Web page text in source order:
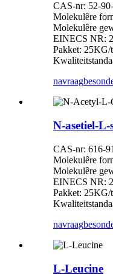
CAS-nr: 52-
Molekulêre
Molekulêre
EINECS NR:
Pakket: 25KG/
navraag
N-asetiel-L-
CAS-nr: 616-
Molekulêre
Molekulêre
EINECS NR:
Pakket: 25KG/
navraag
L-Leucine